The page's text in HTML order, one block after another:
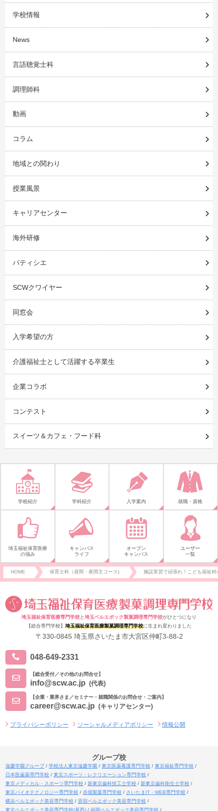
学校情報
News
言語聴覚士科
調理師科
動画
コラム
地域との関わり
授業風景
キャリアセンター
海外研修
パティシエ
SCWクワイヤー
同窓会
入学希望の方
介護福祉士として活躍する卒業生
企業コラボ
コンテスト
スイーツ＆カフェ・フード科
学校紹介 学科紹介 入学案内 就職・資格
埼玉福祉保育医療
の強み
キャンパス
ライフ
オープン
キャンパス
ユーザー
一覧
HOME 保育士科（昼間・夜間主コース) 施設実習で頑張れ！こども福祉科
埼玉福祉保育医療専門学校と埼玉ベルエポック製菓調理専門学校がひとつになり
【総合専門学校】 埼玉福祉保育医療製菓調理専門学校に生まれ変わりました
〒330-0845 埼玉県さいたま市大宮区仲町3-88-2
048-649-2331
【総合受付／その他のお問合せ】
info@scw.ac.jp (代表)
【企業・業界さま／セミナー・就職関係のお問合せ・ご案内】
career@scw.ac.jp (キャリアセンター)
プライバシーポリシー ソーシャルメディアポリシー 情報公開
グループ校
滋慶学園グループ 学校法人東京滋慶学園 東京医薬看護専門学校
東京福祉専門学校
日本医歯薬専門学校
東京スポーツ・レクリエーション専門学校
東京メディカル・スポーツ専門学校
新東京歯科技工士学校
新東京歯科衛生士学校
東京バイオテクノロジー専門学校
赤堀製菓専門学校
さいたまIT・WEB専門学校
横浜ベルエポック美容専門学校
原宿ベルエポック美容専門学校
東京ベルエポック美容専門学校(葛西)
福岡ベルエポック美容専門学校